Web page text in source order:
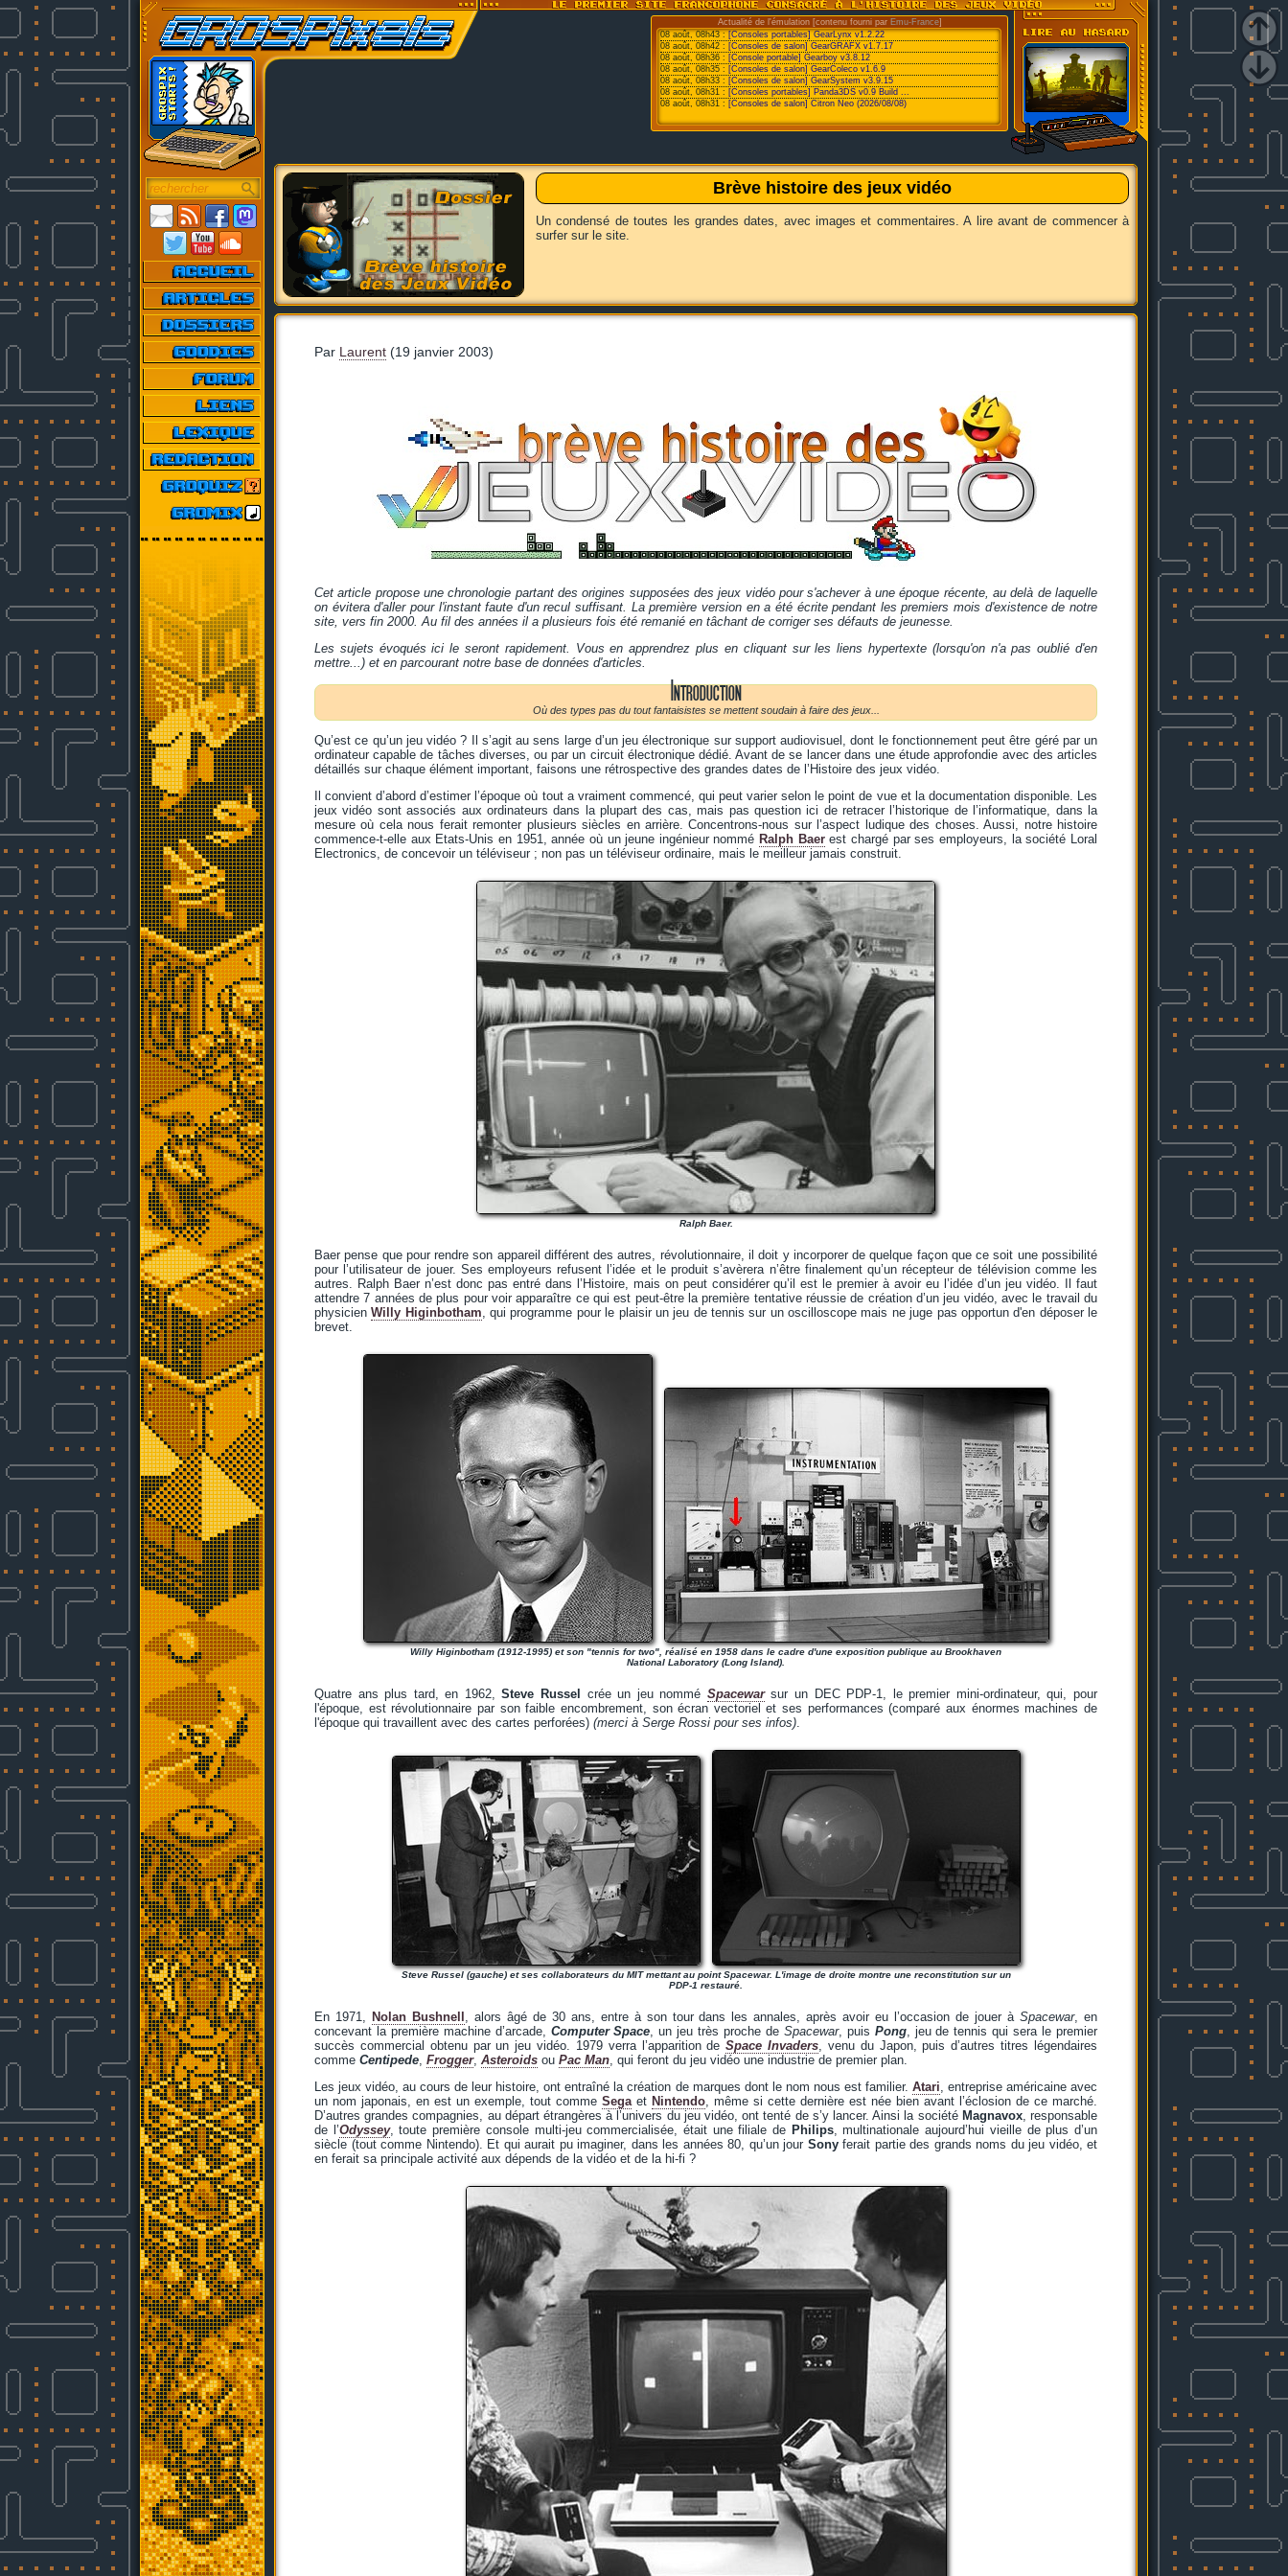
Actualité de l'émulation [contenu fourni par Emu-France]
08 août, 08h43 :[Consoles portables] GearLynx v1.2.22
08 août, 08h42 : [Consoles de salon] GearGRAFX v1.7.17
08 août, 08h36 : [Console portable] Gearboy v3.8.12
08 août, 08h35 : [Consoles de salon] GearColeco v1.6.9
08 août, 08h33 : [Consoles de salon] GearSystem v3.9.15
08 août, 08h31 : [Consoles portables] Panda3DS v0.9 Build ...
08 août, 08h31 : [Consoles de salon] Citron Neo (2026/08/08)
Brève histoire des jeux vidéo
Un condensé de toutes les grandes dates, avec images et commentaires. A lire avant de commencer à
surfer sur le site.
Par Laurent (19 janvier 2003)
Cet article propose une chronologie partant des origines supposées des jeux vidéo pour s'achever à une époque récente, au delà de laquelle
on évitera d'aller pour l'instant faute d'un recul suffisant. La première version en a été écrite pendant les premiers mois d'existence de notre
site, vers fin 2000. Au fil des années il a plusieurs fois été remanié en tâchant de corriger ses défauts de jeunesse.
Les sujets évoqués ici le seront rapidement. Vous en apprendrez plus en cliquant sur les liens hypertexte (lorsqu'on n'a pas oublié d'en
mettre...) et en parcourant notre base de données d'articles.
Introduction
Où des types pas du tout fantaisistes se mettent soudain à faire des jeux...
Qu’est ce qu’un jeu vidéo ? Il s’agit au sens large d’un jeu électronique sur support audiovisuel, dont le fonctionnement peut être géré par un
ordinateur capable de tâches diverses, ou par un circuit électronique dédié. Avant de se lancer dans une étude approfondie avec des articles
détaillés sur chaque élément important, faisons une rétrospective des grandes dates de l’Histoire des jeux vidéo.
Il convient d’abord d’estimer l’époque où tout a vraiment commencé, qui peut varier selon le point de vue et la documentation disponible. Les
jeux vidéo sont associés aux ordinateurs dans la plupart des cas, mais pas question ici de retracer l’historique de l’informatique, dans la
mesure où cela nous ferait remonter plusieurs siècles en arrière. Concentrons-nous sur l’aspect ludique des choses. Aussi, notre histoire
commence-t-elle aux Etats-Unis en 1951, année où un jeune ingénieur nommé Ralph Baerest chargé par ses employeurs, la société Loral
Electronics, de concevoir un téléviseur ; non pas un téléviseur ordinaire, mais le meilleur jamais construit.
Ralph Baer.
Baer pense que pour rendre son appareil différent des autres, révolutionnaire, il doit y incorporer de quelque façon que ce soit une possibilité
pour l’utilisateur de jouer. Ses employeurs refusent l’idée et le produit s’avèrera n’être finalement qu’un récepteur de télévision comme les
autres. Ralph Baer n’est donc pas entré dans l’Histoire, mais on peut considérer qu’il est le premier à avoir eu l’idée d’un jeu vidéo. Il faut
attendre 7 années de plus pour voir apparaître ce qui est peut-être la première tentative réussie de création d’un jeu vidéo, avec le travail du
physicienWilly Higinbotham, qui programme pour le plaisir un jeu de tennis sur un oscilloscope mais ne juge pas opportun d'en déposer le
brevet.
Willy Higinbotham (1912-1995) et son "tennis for two", réalisé en 1958 dans le cadre d'une exposition publique au Brookhaven
National Laboratory (Long Island).
Quatre ans plus tard, en 1962,Steve Russel crée un jeu nommé Spacewarsur un DEC PDP-1, le premier mini-ordinateur, qui, pour
l'époque, est révolutionnaire par son faible encombrement, son écran vectoriel et ses performances (comparé aux énormes machines de
l'époque qui travaillent avec des cartes perforées) (merci à Serge Rossi pour ses infos).
Steve Russel (gauche) et ses collaborateurs du MIT mettant au point Spacewar. L'image de droite montre une reconstitution sur un
PDP-1 restauré.
En 1971, Nolan Bushnell , alors âgé de 30 ans, entre à son tour dans les annales, après avoir eu l’occasion de jouer àSpacewar, en
concevant la première machine d’arcade, Computer Space, un jeu très proche de Spacewar, puis Pong, jeu de tennis qui sera le premier
succès commercial obtenu par un jeu vidéo. 1979 verra l’apparition deSpace Invaders, venu du Japon, puis d’autres titres légendaires
comme Centipede, Frogger, Asteroids ou Pac Man, qui feront du jeu vidéo une industrie de premier plan.
Les jeux vidéo, au cours de leur histoire, ont entraîné la création de marques dont le nom nous est familier. Atari, entreprise américaine avec
un nom japonais, en est un exemple, tout comme Segaet Nintendo, même si cette dernière est née bien avant l’éclosion de ce marché.
D’autres grandes compagnies, au départ étrangères à l’univers du jeu vidéo, ont tenté de s’y lancer. Ainsi la société Magnavox, responsable
de l’Odyssey, toute première console multi-jeu commercialisée, était une filiale de Philips, multinationale aujourd’hui vieille de plus d’un
siècle (tout comme Nintendo). Et qui aurait pu imaginer, dans les années 80, qu’un jour Sonyferait partie des grands noms du jeu vidéo, et
en ferait sa principale activité aux dépends de la vidéo et de la hi-fi ?